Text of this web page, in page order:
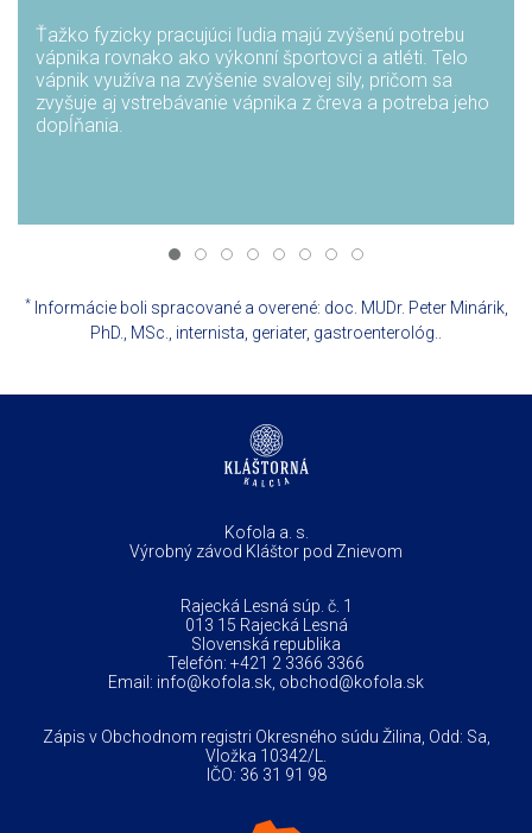
Ťažko fyzicky pracujúci ľudia majú zvýšenú potrebu
vápnika rovnako ako výkonní športovci a atléti. Telo
vápnik využíva na zvýšenie svalovej sily, pričom sa
zvyšuje aj vstrebávanie vápnika z čreva a potreba jeho
dopĺňania.
* Informácie boli spracované a overené: doc. MUDr. Peter Minárik,
PhD., MSc., internista, geriater, gastroenterológ..
Kofola a. s.
Výrobný závod Kláštor pod Znievom
Rajecká Lesná súp. č. 1
013 15 Rajecká Lesná
Slovenská republika
Telefón: +421 2 3366 3366
Email: info@kofola.sk obchod@kofola.sk
Zápis v Obchodnom registri Okresného súdu Žilina, Odd: Sa,
Vložka 10342/L.
IČO: 36 31 91 98